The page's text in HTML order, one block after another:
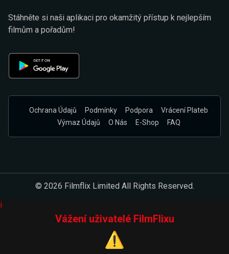
Stáhněte si naši aplikaci pro okamžitý přístup k nejlepším
filmům a pořadům!
Ochrana Údajů Podmínky Podpora
Vrácení Plateb
Výmaz Údajů
O Nás E-Shop FAQ
© 2026 Filmflix Limited All Rights Reserved.
i
Vážení uživatelé FilmFlixu
⚠️